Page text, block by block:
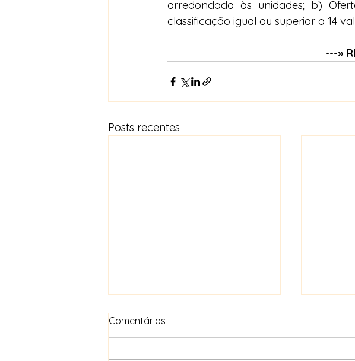
arredondada às unidades; b)
classificação igual ou superior a 14
---»
Posts recentes
Comentários